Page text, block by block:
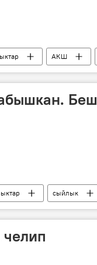
АКШ
Беш
сыйлык
чөө